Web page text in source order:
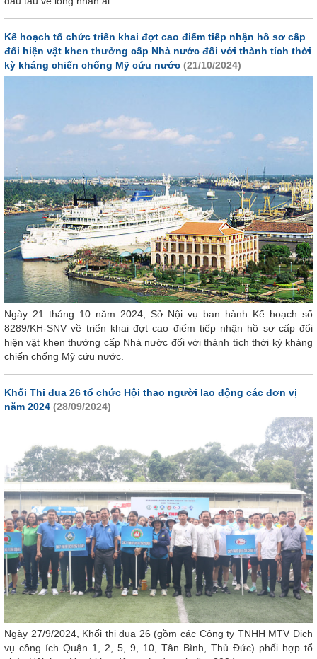
Kế hoạch tổ chức triển khai đợt cao điểm tiếp nhận hồ sơ cấp
đổi hiện vật khen thưởng cấp Nhà nước đối với thành tích thời
kỳ kháng chiến chống Mỹ cứu nước (21/10/2024)
Ngày 21 tháng 10 năm 2024, Sở Nội vụ ban hành Kế hoạch số
8289/KH-SNV về triển khai đợt cao điểm tiếp nhận hồ sơ cấp đổi
hiện vật khen thưởng cấp Nhà nước đối với thành tích thời kỳ kháng
chiến chống Mỹ cứu nước.
Khối Thi đua 26 tổ chức Hội thao người lao động các đơn vị
năm 2024 (28/09/2024)
Ngày 27/9/2024, Khối thi đua 26 (gồm các Công ty TNHH MTV Dịch
vụ công ích Quận 1, 2, 5, 9, 10, Tân Bình, Thủ Đức) phối hợp tổ